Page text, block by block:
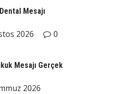
Mesajı
2026 0
Mesajı Gerçek
2026